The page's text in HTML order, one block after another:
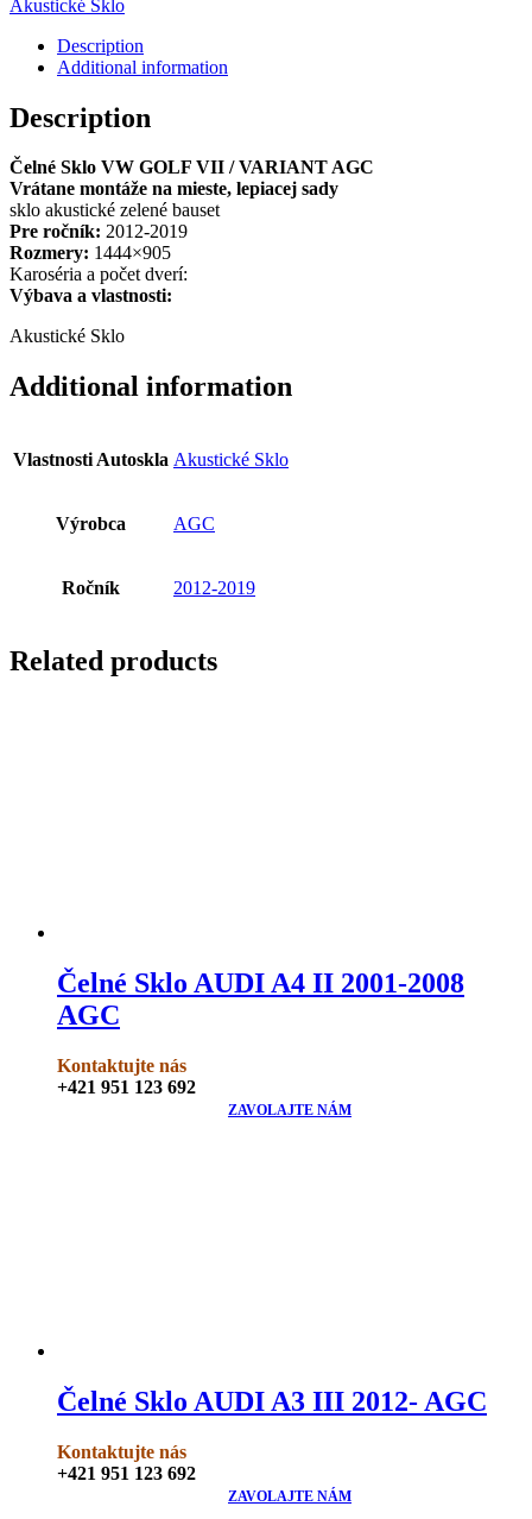
Akustické Sklo
Description
Additional information
Description
Čelné Sklo VW GOLF VII / VARIANT AGC
Vrátane montáže na mieste, lepiacej sady
sklo akustické zelené bauset
Pre ročník: 2012-2019
Rozmery: 1444×905
Karoséria a počet dverí:
Výbava a vlastnosti:
Akustické Sklo
Additional information
Vlastnosti Autoskla Akustické Sklo
Výrobca AGC
Ročník 2012-2019
Related products
Čelné Sklo AUDI A4 II 2001-2008
AGC
Kontaktujte nás
+421 951 123 692
ZAVOLAJTE NÁM
Čelné Sklo AUDI A3 III 2012- AGC
Kontaktujte nás
+421 951 123 692
ZAVOLAJTE NÁM